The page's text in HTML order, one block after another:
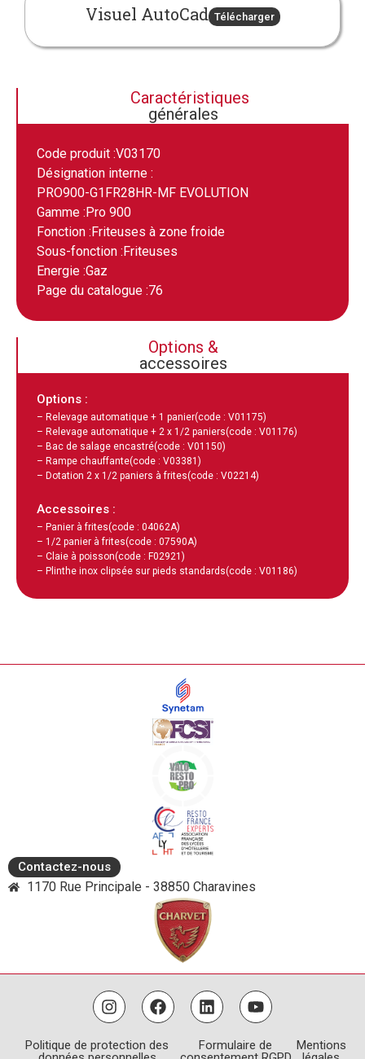
Visuel AutoCad Télécharger
Caractéristiques
générales
Code produit :V03170
Désignation interne :
PRO900-G1FR28HR-MF EVOLUTION
Gamme : Pro 900
Fonction : Friteuses à zone froide
Sous-fonction : Friteuses
Energie :Gaz
Page du catalogue :76
Options &
accessoires
Options :
– Relevage automatique + 1 panier(code : V01175)
– Relevage automatique + 2 x 1/2 paniers(code : V01176)
– Bac de salage encastré(code : V01150)
– Rampe chauffante(code : V03381)
– Dotation 2 x 1/2 paniers à frites(code : V02214)
Accessoires :
– Panier à frites(code : 04062A)
– 1/2 panier à frites(code : 07590A)
– Claie à poisson(code : F02921)
– Plinthe inox clipsée sur pieds standards(code : V01186)
Contactez-nous
1170 Rue Principale - 38850 Charavines
Politique de protection des
Formulaire de
Mentions